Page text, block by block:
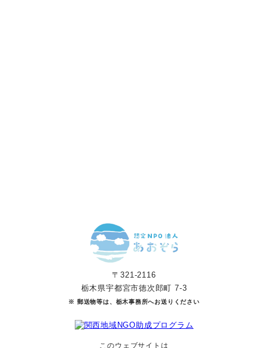
〒321-2116
栃木県宇都宮市徳次郎町 7-3
※ 郵送物等は、栃木事務所へお送りください
このウェブサイトは